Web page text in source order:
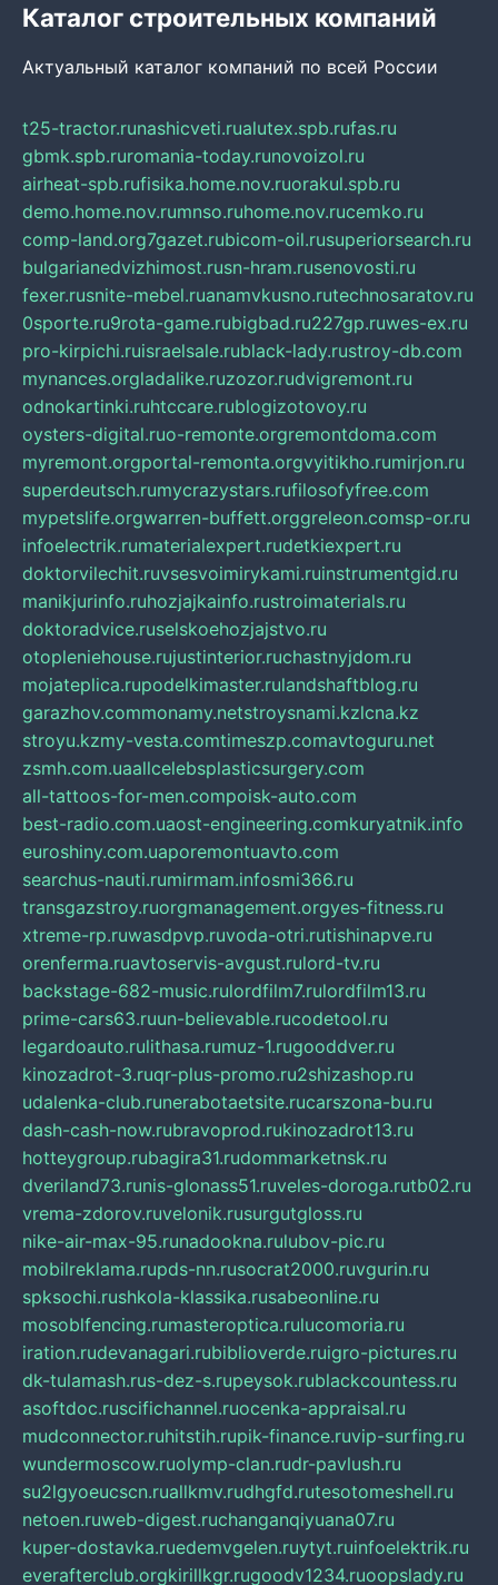
Каталог строительных компаний
Актуальный каталог компаний по всей России
t25-tractor.runashicveti.rualutex.spb.rufas.ru
gbmk.spb.ruromania-today.runovoizol.ru
airheat-spb.rufisika.home.nov.ruorakul.spb.ru
demo.home.nov.rumnso.ruhome.nov.rucemko.ru
comp-land.org7gazet.rubicom-oil.rusuperiorsearch.ru
bulgarianedvizhimost.rusn-hram.rusenovosti.ru
fexer.rusnite-mebel.ruanamvkusno.rutechnosaratov.ru
0sporte.ru9rota-game.rubigbad.ru227gp.ruwes-ex.ru
pro-kirpichi.ruisraelsale.rublack-lady.rustroy-db.com
mynances.orgladalike.ruzozor.rudvigremont.ru
odnokartinki.ruhtccare.rublogizotovoy.ru
oysters-digital.ruo-remonte.orgremontdoma.com
myremont.orgportal-remonta.orgvyitikho.rumirjon.ru
superdeutsch.rumycrazystars.rufilosofyfree.com
mypetslife.orgwarren-buffett.orggreleon.comsp-or.ru
infoelectrik.rumaterialexpert.rudetkiexpert.ru
doktorvilechit.ruvsesvoimirykami.ruinstrumentgid.ru
manikjurinfo.ruhozjajkainfo.rustroimaterials.ru
doktoradvice.ruselskoehozjajstvo.ru
otopleniehouse.rujustinterior.ruchastnyjdom.ru
mojateplica.rupodelkimaster.rulandshaftblog.ru
garazhov.commonamy.netstroysnami.kzlcna.kz
stroyu.kzmy-vesta.comtimeszp.comavtoguru.net
zsmh.com.uaallcelebsplasticsurgery.com
all-tattoos-for-men.compoisk-auto.com
best-radio.com.uaost-engineering.comkuryatnik.info
euroshiny.com.uaporemontuavto.com
searchus-nauti.rumirmam.infosmi366.ru
transgazstroy.ruorgmanagement.orgyes-fitness.ru
xtreme-rp.ruwasdpvp.ruvoda-otri.rutishinapve.ru
orenferma.ruavtoservis-avgust.rulord-tv.ru
backstage-682-music.rulordfilm7.rulordfilm13.ru
prime-cars63.ruun-believable.rucodetool.ru
legardoauto.rulithasa.rumuz-1.rugooddver.ru
kinozadrot-3.ruqr-plus-promo.ru2shizashop.ru
udalenka-club.runerabotaetsite.rucarszona-bu.ru
dash-cash-now.rubravoprod.rukinozadrot13.ru
hotteygroup.rubagira31.rudommarketnsk.ru
dveriland73.runis-glonass51.ruveles-doroga.rutb02.ru
vrema-zdorov.ruvelonik.rusurgutgloss.ru
nike-air-max-95.runadookna.rulubov-pic.ru
mobilreklama.rupds-nn.rusocrat2000.ruvgurin.ru
spksochi.rushkola-klassika.rusabeonline.ru
mosoblfencing.rumasteroptica.rulucomoria.ru
iration.rudevanagari.rubiblioverde.ruigro-pictures.ru
dk-tulamash.rus-dez-s.rupeysok.rublackcountess.ru
asoftdoc.ruscifichannel.ruocenka-appraisal.ru
mudconnector.ruhitstih.rupik-finance.ruvip-surfing.ru
wundermoscow.ruolymp-clan.rudr-pavlush.ru
su2lgyoeucscn.ruallkmv.rudhgfd.rutesotomeshell.ru
netoen.ruweb-digest.ruchanganqiyuana07.ru
kuper-dostavka.ruedemvgelen.ruytyt.ruinfoelektrik.ru
everafterclub.orgkirillkgr.rugoodv1234.ruoopslady.ru